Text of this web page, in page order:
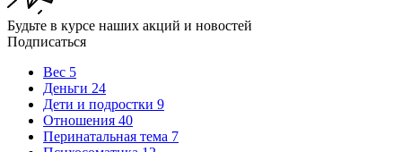
Будьте в курсе наших акций и новостей
Подписаться
Вес 5
Деньги 24
Дети и подростки 9
Отношения 40
Перинатальная тема 7